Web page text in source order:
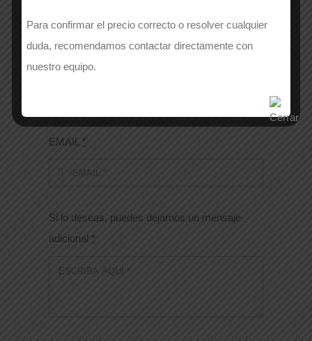
Número de contacto
EMAIL *
Si lo deseas, puedes dejarnos un mensaje
adicional *
Para confirmar el precio correcto o resolver cualquier
duda, recomendamos contactar directamente con
nuestro equipo.